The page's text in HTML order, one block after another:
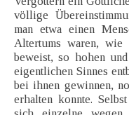
völlige
man etwa einen
Altertums waren, wie
beweist, so hohen
eigentlichen Sinnes
bei ihnen gewinnen,
erhalten konnte.